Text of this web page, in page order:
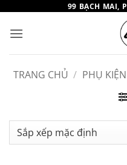
nội
dung
99 BẠCH MAI,
TRANG CHỦ / PHỤ